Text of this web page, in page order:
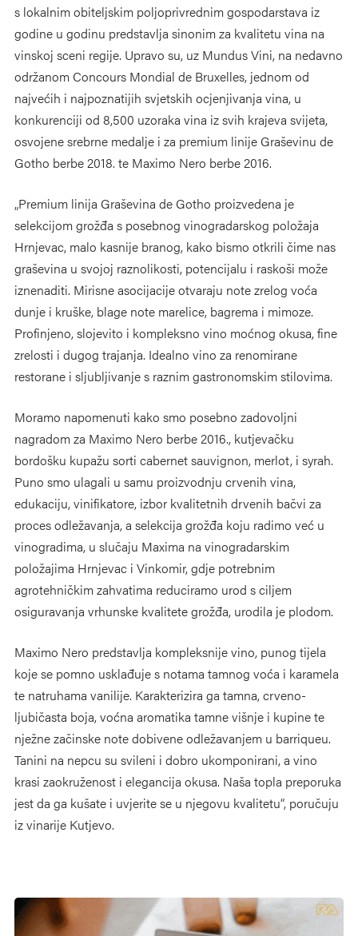
s lokalnim obiteljskim poljoprivrednim gospodarstava iz
godine u godinu predstavlja sinonim za kvalitetu vina na
vinskoj sceni regije. Upravo su, uz Mundus Vini, na nedavno
održanom Concours Mondial de Bruxelles, jednom od
najvećih i najpoznatijih svjetskih ocjenjivanja vina, u
konkurenciji od 8,500 uzoraka vina iz svih krajeva svijeta,
osvojene srebrne medalje i za premium linije Graševinu de
Gotho berbe 2018. te Maximo Nero berbe 2016.
„Premium linija Graševina de Gotho proizvedena je
selekcijom grožđa s posebnog vinogradarskog položaja
Hrnjevac, malo kasnije branog, kako bismo otkrili čime nas
graševina u svojoj raznolikosti, potencijalu i raskoši može
iznenaditi. Mirisne asocijacije otvaraju note zrelog voća
dunje i kruške, blage note marelice, bagrema i mimoze.
Profinjeno, slojevito i kompleksno vino moćnog okusa, fine
zrelosti i dugog trajanja. Idealno vino za renomirane
restorane i sljubljivanje s raznim gastronomskim stilovima.
Moramo napomenuti kako smo posebno zadovoljni
nagradom za Maximo Nero berbe 2016., kutjevačku
bordošku kupažu sorti cabernet sauvignon, merlot, i syrah.
Puno smo ulagali u samu proizvodnju crvenih vina,
edukaciju, vinifikatore, izbor kvalitetnih drvenih bačvi za
proces odležavanja, a selekcija grožđa koju radimo već u
vinogradima, u slučaju Maxima na vinogradarskim
položajima Hrnjevac i Vinkomir, gdje potrebnim
agrotehničkim zahvatima reduciramo urod s ciljem
osiguravanja vrhunske kvalitete grožđa, urodila je plodom.
Maximo Nero predstavlja kompleksnije vino, punog tijela
koje se pomno usklađuje s notama tamnog voća i karamela
te natruhama vanilije. Karakterizira ga tamna, crveno-
ljubičasta boja, voćna aromatika tamne višnje i kupine te
nježne začinske note dobivene odležavanjem u barriqueu.
Tanini na nepcu su svileni i dobro ukomponirani, a vino
krasi zaokruženost i elegancija okusa. Naša topla preporuka
jest da ga kušate i uvjerite se u njegovu kvalitetu“, poručuju
iz vinarije Kutjevo.